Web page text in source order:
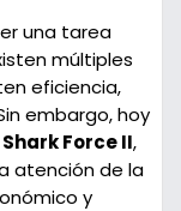
una tarea
múltiples
eficiencia,
embargo, hoy
Force II,
atención de la
y